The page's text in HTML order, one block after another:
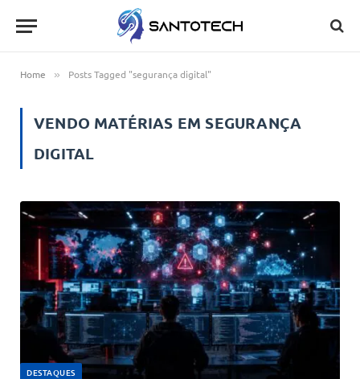
Home » Posts Tagged "segurança digital"
VENDO MATÉRIAS EM SEGURANÇA
DIGITAL
DESTAQUES